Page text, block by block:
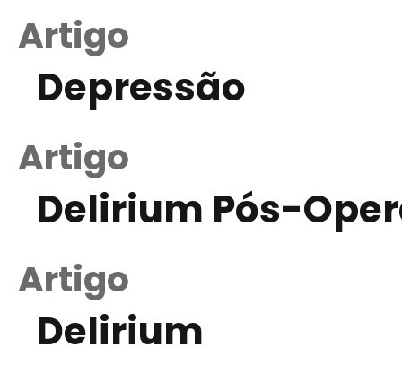
Artigo
Depressão
Artigo
Delirium Pós-
Artigo
Delirium